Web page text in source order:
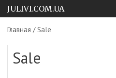
JULIVI.COM.UA
Главная / Sale
Sale